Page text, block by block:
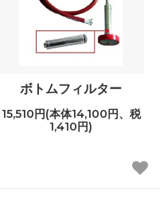
ボトムフィルター
15,510円(本体14,100円、税
1,410円)